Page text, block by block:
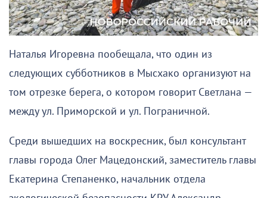
Наталья Игоревна пообещала, что один из
следующих субботников в Мысхако организуют на
том отрезке берега, о котором говорит Светлана —
между ул. Приморской и ул. Пограничной.
Среди вышедших на воскресник, был консультант
главы города Олег Мацедонский, заместитель главы
Екатерина Степаненко, начальник отдела